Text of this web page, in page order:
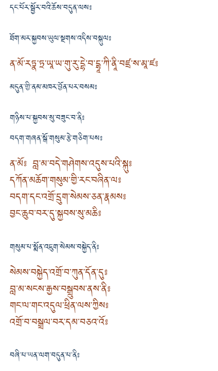
དང་པོར་སྦྱོར་བའི་ཆོས་བདུན་ལས༔
ཐོག་མར་སྐྱབས་ཡུལ་སྔགས་འདིས་བསྐུལ༔
ན་མོ་རཏྣ་ཏྲ་ཡཱ་ཡ་གུ་རུ་དྷེ་བ་དྷཱ་ཀི་ནཱི་བཛྲ་ས་མཱ་ཛ༔
མདུན་གྱི་ནམ་མཁར་བྱོན་པར་བསམ༔
གཉིས་པ་སྐྱབས་སུ་བཟུང་བ་ནི༔
བདག་གཞན་སྒོ་གསུམ་རྩེ་གཅིག་པས༔
ན་མོ༔ བླ་མ་བདེ་གཤེགས་འདུས་པའི་སྐུ༔
དཀོན་མཆོག་གསུམ་གྱི་རང་བཞིན་ལ༔
བདག་དང་འགྲོ་དྲུག་སེམས་ཅན་རྣམས༔
བྱང་ཆུབ་བར་དུ་སྐྱབས་སུ་མཆི༔
གསུམ་པ་སྨོན་འཇུག་སེམས་བསྐྱེད་ནི༔
སེམས་བསྐྱེད་འགྲོ་བ་ཀུན་དོན་དུ༔
བླ་མ་སངས་རྒྱས་བསྒྲུབས་ནས་ནི༔
གང་ལ་གང་འདུལ་ཕྲིན་ལས་ཀྱིས༔
འགྲོ་བ་བསྒྲལ་བར་དམ་བཅའ་འོ༔
བཞི་པ་ཡན་ལག་བདུན་པ་ནི༔